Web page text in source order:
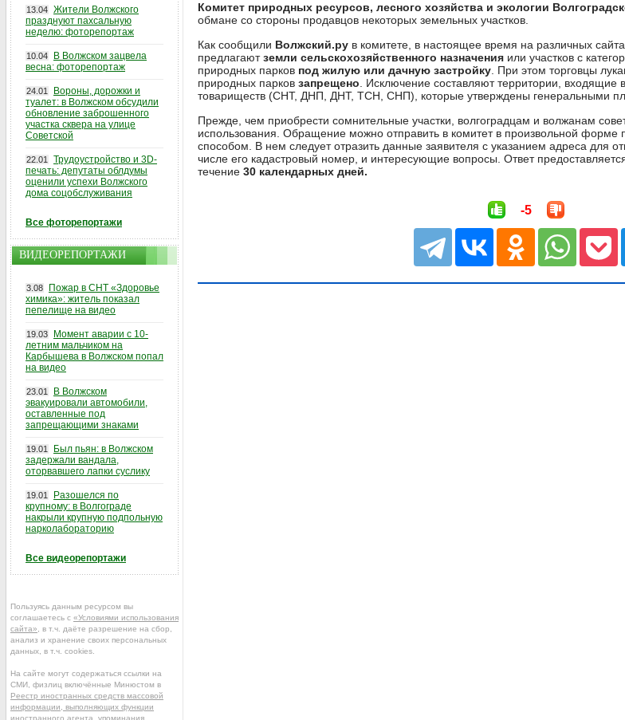
Комитет природных ресурсов, лесного хозяйства и экологии
обмане со стороны продавцов некоторых земельных участков.
Как сообщили Волжский.ру в комитете, в настоящее время на различных
предлагаютземли сельскохозяйственного назначения или участков с
природных парков под жилую или дачную застройку . При этом торговцы
природных парков запрещено . Исключение составляют территории, входящие
товариществ (СНТ, ДНП, ДНТ, ТСН, СНП), которые утверждены генеральными
Прежде, чем приобрести сомнительные участки, волгоградцам и волжанам
использования. Обращение можно отправить в комитет в произвольной форме
способом. В нем следует отразить данные заявителя с указанием адреса для
числе его кадастровый номер, и интересующие вопросы. Ответ
течение 30 календарных дней.
-5
13.04 Жители Волжского
празднуют пахсальную
неделю: фоторепортаж
10.04
В Волжском зацвела
весна: фоторепортаж
24.01
Вороны, дорожки и
туалет: в Волжском обсудили
обновление заброшенного
участка сквера на улице
Советской
22.01
Трудоустройство и 3D-
печать: депутаты облдумы
оценили успехи Волжского
дома соцобслуживания
Все фоторепортажи
ВИДЕОРЕПОРТАЖИ
3.08
Пожар в СНТ «Здоровье
химика»: житель показал
пепелище на видео
19.03
Момент аварии с 10-
летним мальчиком на
Карбышева в Волжском попал
на видео
23.01
В Волжском
эвакуировали автомобили,
оставленные под
запрещающими знаками
19.01
Был пьян: в Волжском
задержали вандала,
оторвавшего лапки суслику
19.01
Разошелся по
крупному: в Волгограде
накрыли крупную подпольную
нарколабораторию
Все видеорепортажи
Пользуясь данным ресурсом вы
соглашаетесь с «Условиями использования
сайта» , в т.ч. даёте разрешение на сбор,
анализ и хранение своих персональных
данных, в т.ч. cookies.
На сайте могут содержаться ссылки на
СМИ, физлиц включённые Минюстом в
Реестр иностранных средств массовой
информации, выполняющих функции
иностранного агента , упоминания